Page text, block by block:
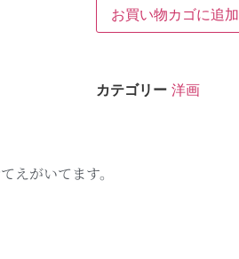
お買い物カゴに追加
カテゴリー 洋画
がいてます。